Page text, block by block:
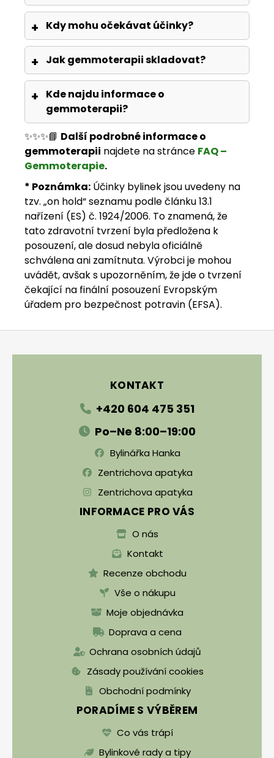
Kdy mohu očekávat účinky?
Jak gemmoterapii skladovat?
Kde najdu informace o
gemmoterapii?
✨✨✨📘 Další podrobné informace o
gemmoterapii najdete na stránce FAQ –
Gemmoterapie.
* Poznámka: Účinky bylinek jsou uvedeny na
tzv. „on hold“ seznamu podle článku 13.1
nařízení (ES) č. 1924/2006. To znamená, že
tato zdravotní tvrzení byla předložena k
posouzení, ale dosud nebyla oficiálně
schválena ani zamítnuta. Výrobci je mohou
uvádět, avšak s upozorněním, že jde o tvrzení
čekající na finální posouzení Evropským
úřadem pro bezpečnost potravin (EFSA).
KONTAKT
+420 604 475 351
Po–Ne 8:00–19:00
Bylinářka Hanka
Zentrichova apatyka
Zentrichova apatyka
INFORMACE PRO VÁS
O nás
Kontakt
Recenze obchodu
Vše o nákupu
Moje objednávka
Doprava a cena
Ochrana osobních údajů
Zásady používání cookies
Obchodní podmínky
PORADÍME S VÝBĚREM
Co vás trápí
Bylinkové rady a tipy